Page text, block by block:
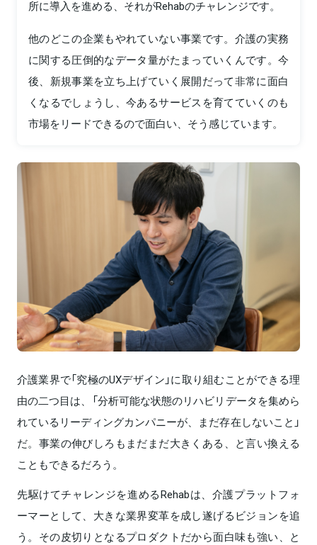
所に導入を進める、それがRehabのチャレンジです。
他のどこの企業もやれていない事業です。介護の実務
に関する圧倒的なデータ量がたまっていくんです。今
後、新規事業を立ち上げていく展開だって非常に面白
くなるでしょうし、今あるサービスを育てていくのも
市場をリードできるので面白い、そう感じています。
介護業界で「究極のUXデザイン」に取り組むことができる理
由の二つ目は、「分析可能な状態のリハビリデータを集めら
れているリーディングカンパニーが、まだ存在しないこと」
だ。事業の伸びしろもまだまだ大きくある、と言い換える
こともできるだろう。
先駆けてチャレンジを進めるRehabは、介護プラットフォ
ーマーとして、大きな業界変革を成し遂げるビジョンを追
う。その皮切りとなるプロダクトだから面白味も強い、と